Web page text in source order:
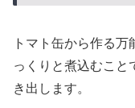
トマト缶から作る
っくりと煮込むこと
き出します。